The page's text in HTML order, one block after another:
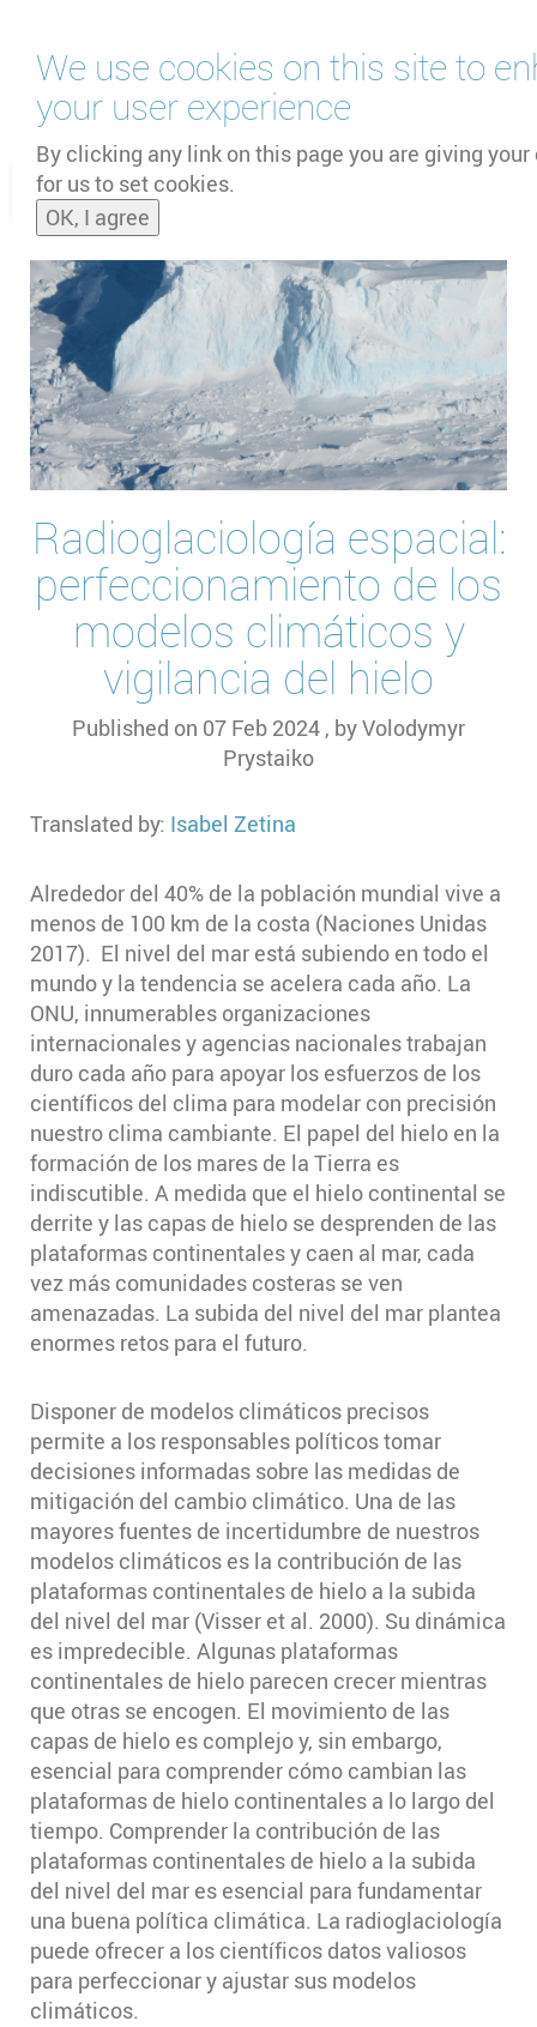
We use cookies on this site to
your user experience
By clicking any link on this page you are giving
for us to set cookies.
OK, I agree
main
content
and
Radioglaciología espacial:
perfeccionamiento de los
modelos climáticos y
vigilancia del hielo
Published on 07 Feb 2024 , byVolodymyr
Prystaiko
Translated by: Isabel Zetina
Alrededor del 40% de la población mundial vive a
menos de 100 km de la costa (Naciones Unidas
2017). El nivel del mar está subiendo en todo el
mundo y la tendencia se acelera cada año. La
ONU, innumerables organizaciones
internacionales y agencias nacionales trabajan
duro cada año para apoyar los esfuerzos de los
científicos del clima para modelar con precisión
nuestro clima cambiante. El papel del hielo en la
formación de los mares de la Tierra es
indiscutible. A medida que el hielo continental se
derrite y las capas de hielo se desprenden de las
plataformas continentales y caen al mar, cada
vez más comunidades costeras se ven
amenazadas. La subida del nivel del mar plantea
enormes retos para el futuro.
Disponer de modelos climáticos precisos
permite a los responsables políticos tomar
decisiones informadas sobre las medidas de
mitigación del cambio climático. Una de las
mayores fuentes de incertidumbre de nuestros
modelos climáticos es la contribución de las
plataformas continentales de hielo a la subida
del nivel del mar (Visser et al. 2000). Su dinámica
es impredecible. Algunas plataformas
continentales de hielo parecen crecer mientras
que otras se encogen. El movimiento de las
capas de hielo es complejo y, sin embargo,
esencial para comprender cómo cambian las
plataformas de hielo continentales a lo largo del
tiempo. Comprender la contribución de las
plataformas continentales de hielo a la subida
del nivel del mar es esencial para fundamentar
una buena política climática. La radioglaciología
puede ofrecer a los científicos datos valiosos
para perfeccionar y ajustar sus modelos
climáticos.